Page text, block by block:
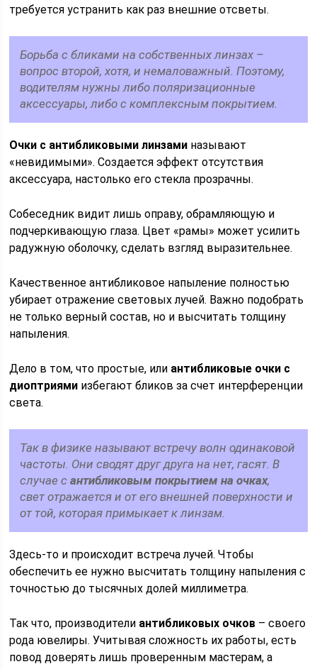
требуется устранить как раз внешние отсветы.
Борьба с бликами на собственных линзах –
вопрос второй, хотя, и немаловажный. Поэтому,
водителям нужны либо поляризационные
аксессуары, либо с комплексным покрытием.
Очки с антибликовыми линзами называют
«невидимыми». Создается эффект отсутствия
аксессуара, настолько его стекла прозрачны.
Собеседник видит лишь оправу, обрамляющую и
подчеркивающую глаза. Цвет «рамы» может усилить
радужную оболочку, сделать взгляд выразительнее.
Качественное антибликовое напыление полностью
убирает отражение световых лучей. Важно подобрать
не только верный состав, но и высчитать толщину
напыления.
Дело в том, что простые, или антибликовые очки с
диоптриями избегают бликов за счет интерференции
света.
Так в физике называют встречу волн одинаковой
частоты. Они сводят друг друга на нет, гасят. В
случае сантибликовым покрытием на очках,
свет отражается и от его внешней поверхности и
от той, которая примыкает к линзам.
Здесь-то и происходит встреча лучей. Чтобы
обеспечить ее нужно высчитать толщину напыления с
точностью до тысячных долей миллиметра.
Так что, производители антибликовых очков – своего
рода ювелиры. Учитывая сложность их работы, есть
повод доверять лишь проверенным мастерам, а